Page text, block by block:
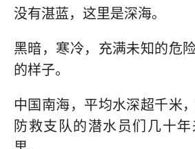
没有湛蓝，这里是深海。
黑暗，寒冷，充满未知的危
的样子。
中国南海，平均水深超千米
防救支队的潜水员们几十